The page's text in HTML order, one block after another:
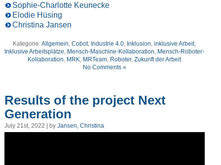
Sophie-Charlotte Keunecke
Elodie Hüsing
Christina Jansen
Kategorie:Allgemein ,Cobot, Industrie 4.0 Inklusion ,inklusive Arbeit,
Inklusive Arbeitsplätze Mensch-Maschine-Kollaboration Mensch-Roboter-
Kollaboration MRK MRTeam Roboter,Zukunft der Arbeit
No Comments »
Results of the project Next
Generation
July 21st, 2022 | by Jansen, Christina